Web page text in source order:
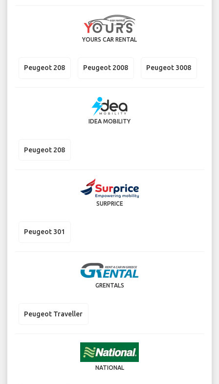
YOURS CAR RENTAL
Peugeot 208 Peugeot 2008 Peugeot 3008
IDEA MOBILITY
Peugeot 208
SURPRICE
Peugeot 301
GRENTALS
Peugeot Traveller
NATIONAL